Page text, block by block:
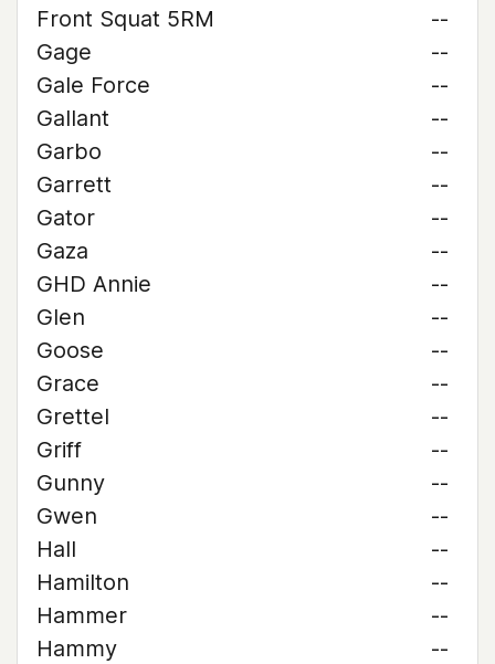
Front Squat 5RM
--
Gage
--
Gale Force
--
Gallant
--
Garbo
--
Garrett
--
Gator
--
Gaza
--
GHD Annie
--
Glen
--
Goose
--
Grace
--
Grettel
--
Griff
--
Gunny
--
Gwen
--
Hall
--
Hamilton
--
Hammer
--
Hammy
--